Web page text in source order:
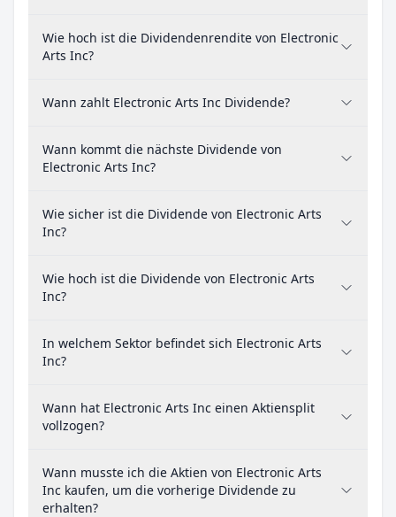
Wie hoch ist die Dividendenrendite von Electronic
Arts Inc?
Wann zahlt Electronic Arts Inc Dividende?
Wann kommt die nächste Dividende von
Electronic Arts Inc?
Wie sicher ist die Dividende von Electronic Arts
Inc?
Wie hoch ist die Dividende von Electronic Arts
Inc?
In welchem Sektor befindet sich Electronic Arts
Inc?
Wann hat Electronic Arts Inc einen Aktiensplit
vollzogen?
Wann musste ich die Aktien von Electronic Arts
Inc kaufen, um die vorherige Dividende zu
erhalten?